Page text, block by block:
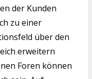
der Kunden
zu einer
über den
erweitern
Foren können